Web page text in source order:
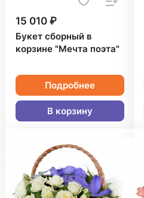
15 010 ₽
Букет сборный в
корзине "Мечта поэта"
Подробнее
В корзину